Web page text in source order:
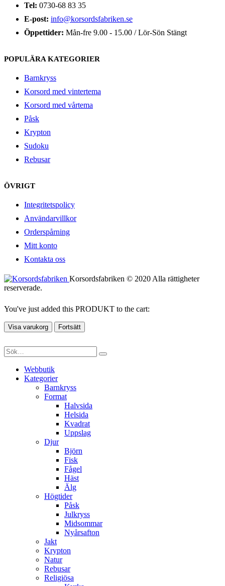
Tel: 0730-68 83 35
E-post: info@korsordsfabriken.se
Öppettider: Mån-fre 9.00 - 15.00 / Lör-Sön Stängt
POPULÄRA KATEGORIER
Barnkryss
Korsord med vintertema
Korsord med vårtema
Påsk
Krypton
Sudoku
Rebusar
ÖVRIGT
Integritetspolicy
Användarvillkor
Orderspårning
Mitt konto
Kontakta oss
Korsordsfabriken © 2020 Alla rättigheter
reserverade.
You've just added this PRODUKT to the cart:
Visa varukorg Fortsätt
Webbutik
Kategorier
Barnkryss
Format
Halvsida
Helsida
Kvadrat
Uppslag
Djur
Björn
Fisk
Fågel
Häst
Älg
Högtider
Påsk
Julkryss
Midsommar
Nyårsafton
Jakt
Krypton
Natur
Rebusar
Religiösa